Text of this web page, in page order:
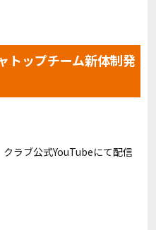
トップチーム新体制発
ラブ公式YouTubeにて配信